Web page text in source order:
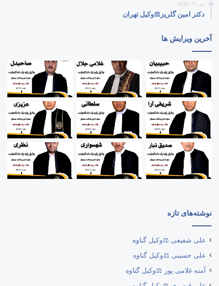
می 11, 2026
دکتر امین گلریز⚖️وکیل تهران
آخرین ویرایش ها
نوشته‌های تازه
علی شفیعی ⚖️وکیل گناوه
علی حسینی ⚖️وکیل گناوه
آمنه غلامی پور ⚖️وکیل گناوه